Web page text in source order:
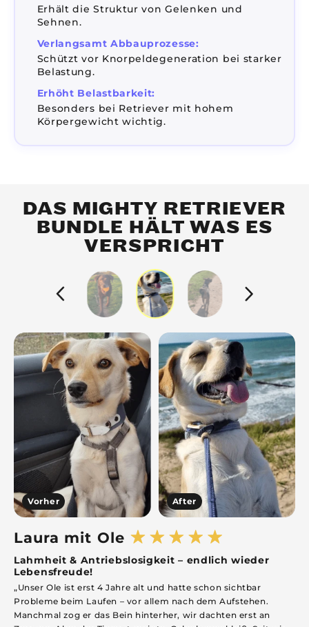
Erhält die Struktur von Gelenken und
Sehnen.
Verlangsamt Abbauprozesse:
Schützt vor Knorpeldegeneration bei starker
Belastung.
Erhöht Belastbarkeit:
Besonders bei Retriever mit hohem
Körpergewicht wichtig.
DAS MIGHTY RETRIEVER
BUNDLE HÄLT WAS ES
VERSPRICHT
Vorher After
Laura mit Ole
Lahmheit & Antriebslosigkeit – endlich wieder
Lebensfreude!
„Unser Ole ist erst 4 Jahre alt und hatte schon sichtbar
Probleme beim Laufen – vor allem nach dem Aufstehen.
Manchmal zog er das Bein hinterher, wir dachten erst an